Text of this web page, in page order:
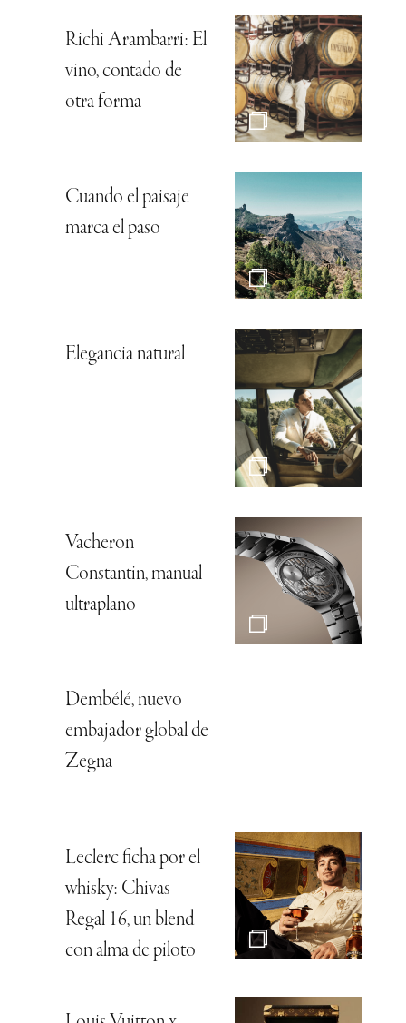
Richi Arambarri: El
vino, contado de
otra forma
Cuando el paisaje
marca el paso
Elegancia natural
Vacheron
Constantin, manual
ultraplano
Dembélé, nuevo
embajador global de
Zegna
Leclerc ficha por el
whisky: Chivas
Regal 16, un blend
con alma de piloto